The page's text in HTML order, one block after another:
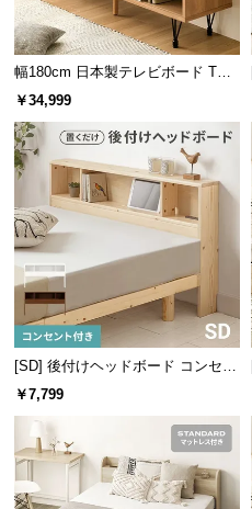
o.,
幅180cm 日本製テレビボード TOT-
007
￥34,999
[SD] 後付けヘッドボード コンセン
ト付き 置くだけ
￥7,799